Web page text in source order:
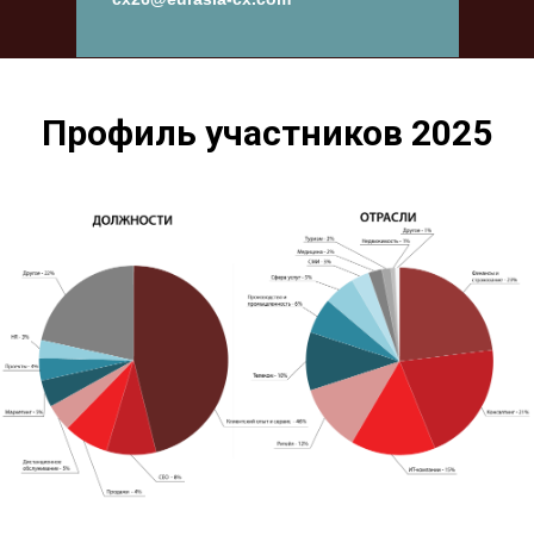
Профиль участников 2025